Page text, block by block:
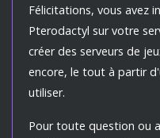
Félicitations, vous avez
Pterodactyl sur votre
créer des serveurs de
encore, le tout à partir
utiliser.
Pour toute question ou